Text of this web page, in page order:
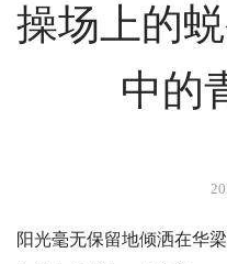
操场上的
中的
阳光毫无保留地倾洒在华